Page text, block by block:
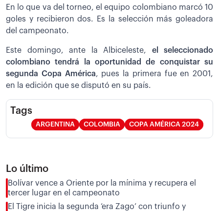
En lo que va del torneo, el equipo colombiano marcó 10
goles y recibieron dos. Es la selección más goleadora
del campeonato.
Este domingo, ante la Albiceleste, el seleccionado
colombiano tendrá la oportunidad de conquistar su
segunda Copa América, pues la primera fue en 2001,
en la edición que se disputó en su país.
Tags
ARGENTINA COLOMBIA COPA AMÉRICA 2024
Lo último
Bolívar vence a Oriente por la mínima y recupera el
tercer lugar en el campeonato
El Tigre inicia la segunda ‘era Zago’ con triunfo y